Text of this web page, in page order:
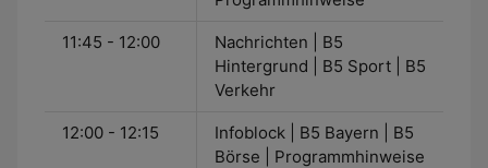
11:45 - 12:00
Nachrichten | B5
Hintergrund | B5 Sport | B5
Verkehr
12:00 - 12:15
Infoblock | B5 Bayern | B5
Börse | Programmhinweise